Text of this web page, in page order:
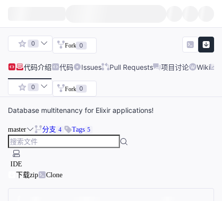
0 Fork 0
代码介绍 代码 Issues Pull Requests 项目讨论 Wiki
0 Fork 0
Database multitenancy for Elixir applications!
master 分支 4 Tags 5
IDE
下载zip
Clone